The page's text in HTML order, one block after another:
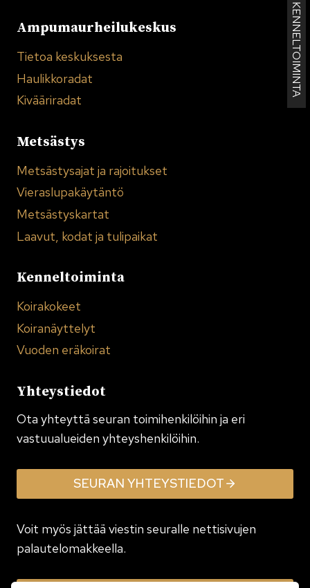
KENNELTOIMINTA
Ampumaurheilukeskus
Tietoa keskuksesta
Haulikkoradat
Kivääriradat
Metsästys
Metsästysajat ja rajoitukset
Vieraslupakäytäntö
Metsästyskartat
Laavut, kodat ja tulipaikat
Kenneltoiminta
Koirakokeet
Koiranäyttelyt
Vuoden eräkoirat
Yhteystiedot
Ota yhteyttä seuran toimi­henkilöihin ja eri
vastuualueiden yhteyshenkilöihin.
SEURAN YHTEYSTIEDOT
Voit myös jättää viestin seuralle nettisivujen
palautelomakkeella.